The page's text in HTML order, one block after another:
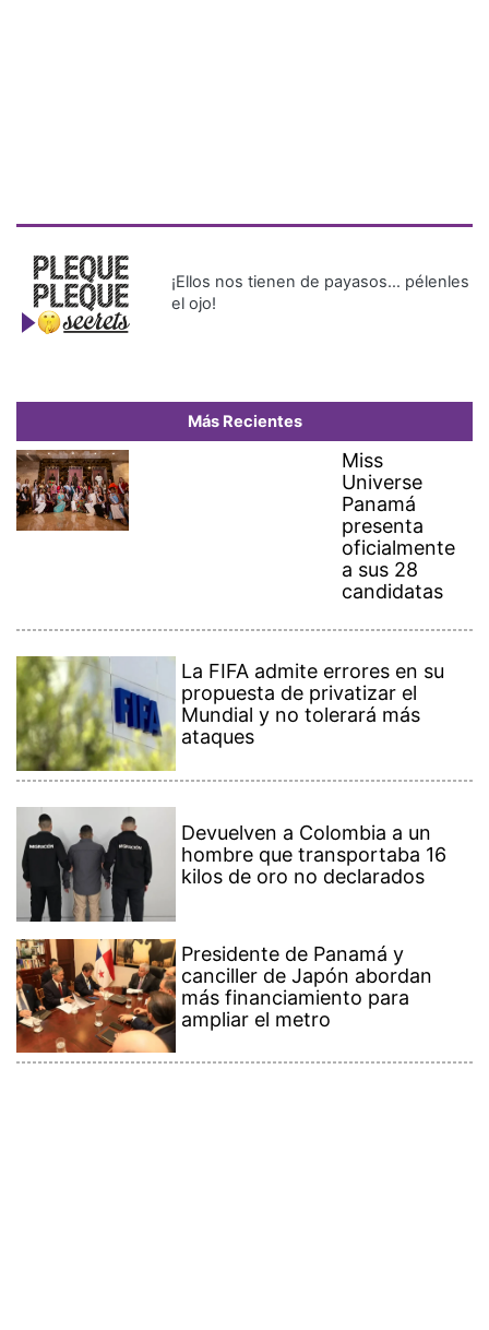
¡Ellos nos tienen de payasos… pélenles
el ojo!
Más Recientes
Miss
Universe
Panamá
presenta
oficialmente
a sus 28
candidatas
La FIFA admite errores en su
propuesta de privatizar el
Mundial y no tolerará más
ataques
Devuelven a Colombia a un
hombre que transportaba 16
kilos de oro no declarados
Presidente de Panamá y
canciller de Japón abordan
más financiamiento para
ampliar el metro